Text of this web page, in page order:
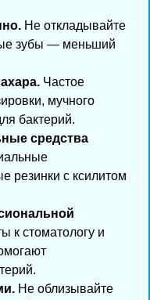
Не откладывайте
зубы — меньший
Частое
мучного
бактерий.
средства
резинки с ксилитом
к стоматологу и
Не облизывайте